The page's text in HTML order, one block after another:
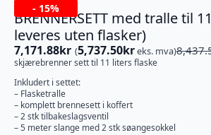
- 15%
BRENNERSETT med tralle til
leveres uten flasker)
Opprinnelig
pris
var:
8,437.50kr.
7,171.88kr
Nåværende
pris
er:
7,171.88kr.
(5,737.50kreks. mva)
skjærebrenner sett til 11 liters flaske
Inkludert i settet:
– Flasketralle
– komplett brennesett i koffert
– 2 stk tilbakeslagsventil
– 5 meter slange med 2 stk søangesokkel